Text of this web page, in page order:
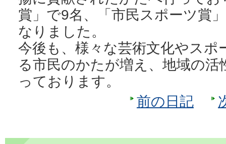
賞」で9名、「市民スポーツ賞
なりました。
今後も、様々な芸術文化やスポ
る市民のかたが増え、地域の
っております。
前の日記